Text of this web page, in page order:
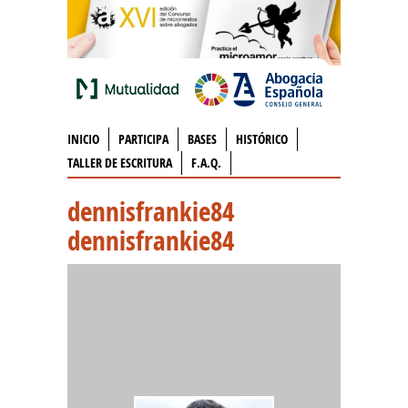
INICIO PARTICIPA BASES
HISTÓRICO
TALLER DE ESCRITURA
F.A.Q.
dennisfrankie84
dennisfrankie84